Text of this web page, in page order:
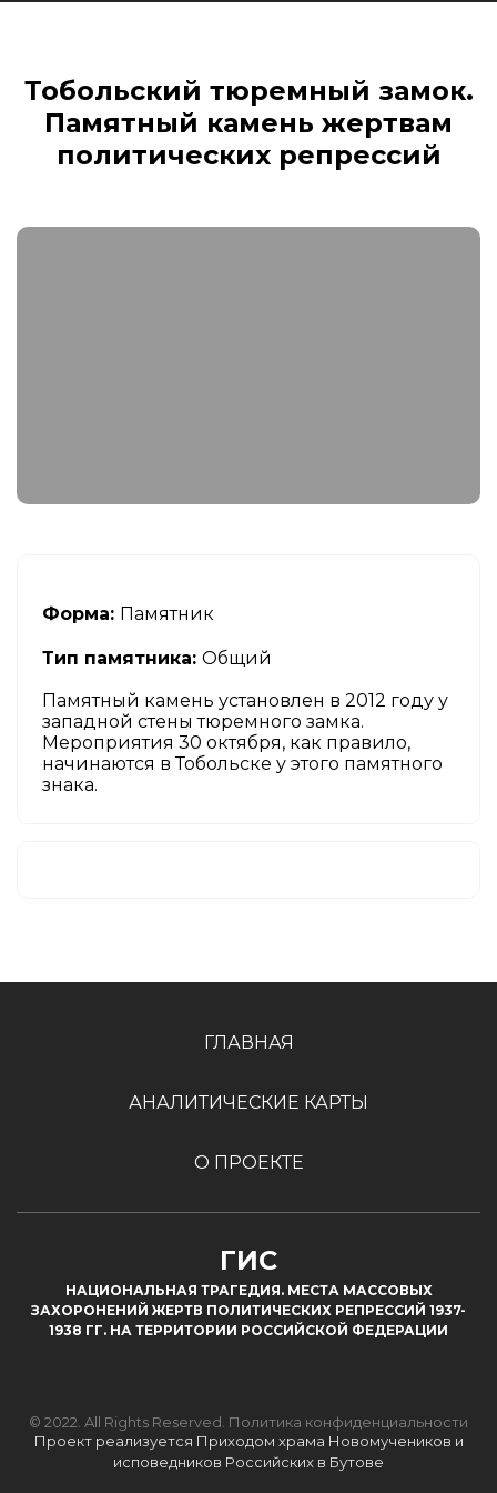
Тобольский тюремный замок.
Памятный камень жертвам
политических репрессий
Форма: Памятник
Тип памятника: Общий
Памятный камень установлен в 2012 году у
западной стены тюремного замка.
Мероприятия 30 октября, как правило,
начинаются в Тобольске у этого памятного
знака.
ГЛАВНАЯ
АНАЛИТИЧЕСКИЕ КАРТЫ
О ПРОЕКТЕ
ГИС
НАЦИОНАЛЬНАЯ ТРАГЕДИЯ. МЕСТА МАССОВЫХ
ЗАХОРОНЕНИЙ ЖЕРТВ ПОЛИТИЧЕСКИХ РЕПРЕССИЙ 1937-
1938 ГГ. НА ТЕРРИТОРИИ РОССИЙСКОЙ ФЕДЕРАЦИИ
© 2022. All Rights Reserved. Политика конфиденциальности
Проект реализуется Приходом храма Новомучеников и
исповедников Российских в Бутове